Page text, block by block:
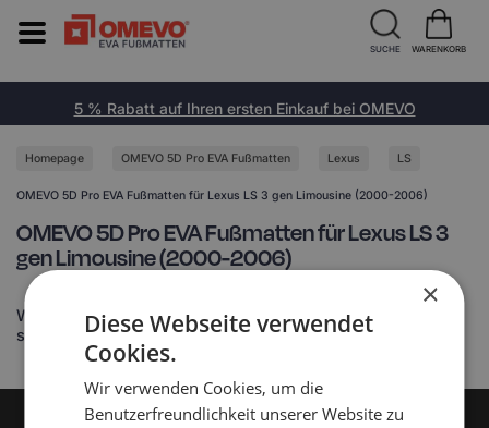
5 % Rabatt auf Ihren ersten Einkauf bei OMEVO
Homepage OMEVO 5D Pro EVA Fußmatten Lexus LS
OMEVO 5D Pro EVA Fußmatten für Lexus LS 3 gen Limousine (2000-2006)
OMEVO 5D Pro EVA Fußmatten für Lexus LS 3
gen Limousine (2000-2006)
Widget feedback/askavailable not found or settings is not
set
SUCHE WARENKORB
×
Diese Webseite verwendet
Cookies.
Wir verwenden Cookies, um die
Benutzerfreundlichkeit unserer Website zu